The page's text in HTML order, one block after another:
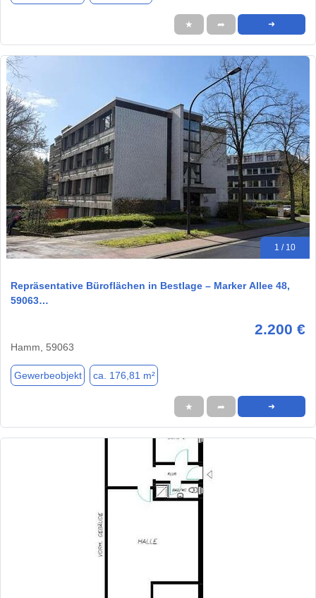
★ ➦ ➜
1 / 10
Repräsentative Büroflächen in Bestlage – Marker Allee 48,
59063…
2.200 €
Hamm, 59063
Gewerbeobjekt ca. 176,81 m²
★ ➦ ➜